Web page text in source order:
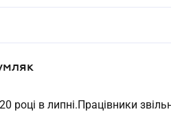
році в липні.Працівники